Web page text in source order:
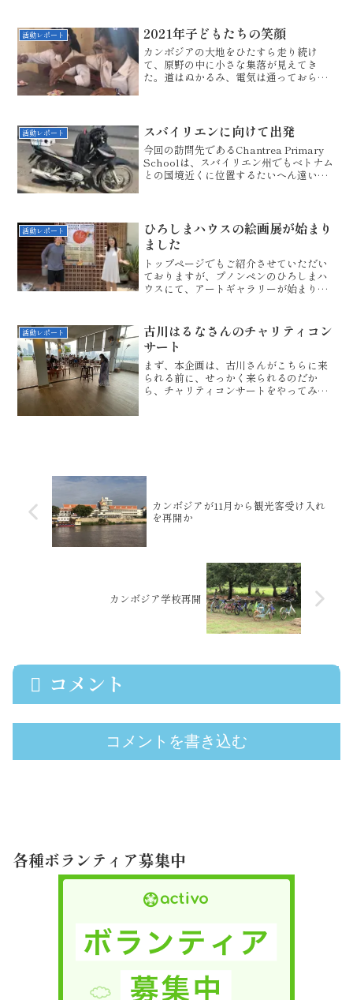
きました。クラウドファンディングのア
イディアを練り始めた...
活動レポート 2021年子どもたちの笑顔
カンボジアの大地をひたすら走り続け
て、原野の中に小さな集落が見えてき
た。道はぬかるみ、電気は通っておら
ている人々が住んでいる。ゆえに...
活動レポート スバイリエンに向けて出発
今回の訪問先であるChantrea Primary
Schoolは、スバイリエン州でもベトナム
との国境近くに位置するたいへん遠いと
活動レポート
ひろしまハウスの絵画展が始まり
ました
トップページでもご紹介させていただい
ておりますが、プノンペンのひろしまハ
ウスにて、アートギャラリーが始まりま
タ－をする傍ら、自らの作品を手掛けて
いらっしゃる正真正銘のア...
活動レポート
古川はるなさんのチャリティコン
サート
まず、本企画は、古川さんがこちらに来
られる前に、せっかく来られるのだか
ら、チャリティコンサートをやってみた
カンボジアが11月から観光客受け入れ
を再開か
カンボジア学校再開
コメント
コメントを書き込む
各種ボランティア募集中